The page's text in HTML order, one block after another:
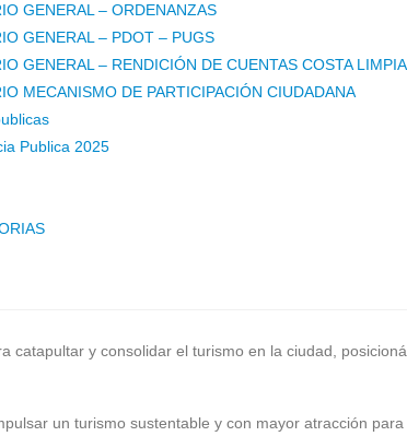
GENERAL – ORDENANZAS
GENERAL – PDOT – PUGS
GENERAL – RENDICIÓN DE CUENTAS COSTA
MECANISMO DE PARTICIPACIÓN CIUDADANA
Publica 2025
catapultar y consolidar el turismo en la ciudad,
un turismo sustentable y con mayor atracción para